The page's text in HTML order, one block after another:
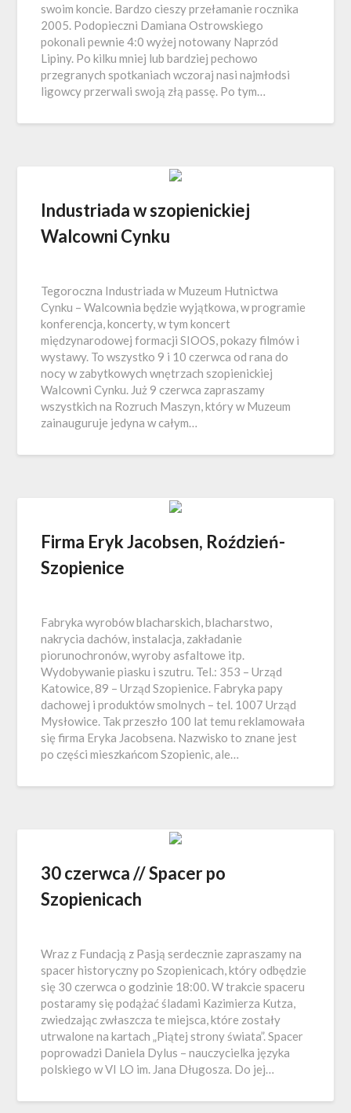
swoim koncie. Bardzo cieszy przełamanie rocznika
2005. Podopieczni Damiana Ostrowskiego
pokonali pewnie 4:0 wyżej notowany Naprzód
Lipiny. Po kilku mniej lub bardziej pechowo
przegranych spotkaniach wczoraj nasi najmłodsi
ligowcy przerwali swoją złą passę. Po tym…
Industriada w szopienickiej
Walcowni Cynku
Tegoroczna Industriada w Muzeum Hutnictwa
Cynku – Walcownia będzie wyjątkowa, w programie
konferencja, koncerty, w tym koncert
międzynarodowej formacji SIOOS, pokazy filmów i
wystawy. To wszystko 9 i 10 czerwca od rana do
nocy w zabytkowych wnętrzach szopienickiej
Walcowni Cynku. Już 9 czerwca zapraszamy
wszystkich na Rozruch Maszyn, który w Muzeum
zainauguruje jedyna w całym…
Firma Eryk Jacobsen, Roździeń-
Szopienice
Fabryka wyrobów blacharskich, blacharstwo,
nakrycia dachów, instalacja, zakładanie
piorunochronów, wyroby asfaltowe itp.
Wydobywanie piasku i szutru. Tel.: 353 – Urząd
Katowice, 89 – Urząd Szopienice. Fabryka papy
dachowej i produktów smolnych – tel. 1007 Urząd
Mysłowice. Tak przeszło 100 lat temu reklamowała
się firma Eryka Jacobsena. Nazwisko to znane jest
po części mieszkańcom Szopienic, ale…
30 czerwca // Spacer po
Szopienicach
Wraz z Fundacją z Pasją serdecznie zapraszamy na
spacer historyczny po Szopienicach, który odbędzie
się 30 czerwca o godzinie 18:00. W trakcie spaceru
postaramy się podążać śladami Kazimierza Kutza,
zwiedzając zwłaszcza te miejsca, które zostały
utrwalone na kartach „Piątej strony świata”. Spacer
poprowadzi Daniela Dylus – nauczycielka języka
polskiego w VI LO im. Jana Długosza. Do jej…